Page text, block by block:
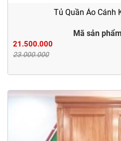
Tủ Quần Áo Cánh
Mã sản
21.500.000
23.000.000